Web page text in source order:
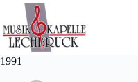
springen
1991